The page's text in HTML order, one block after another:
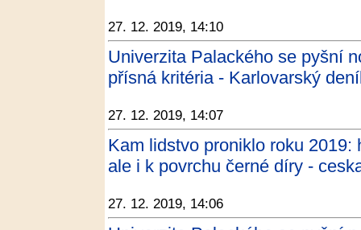
27. 12. 2019, 14:10
Univerzita Palackého se pyšní
přísná kritéria - Karlovarský
27. 12. 2019, 14:07
Kam lidstvo proniklo roku
ale i k povrchu černé díry -
27. 12. 2019, 14:06